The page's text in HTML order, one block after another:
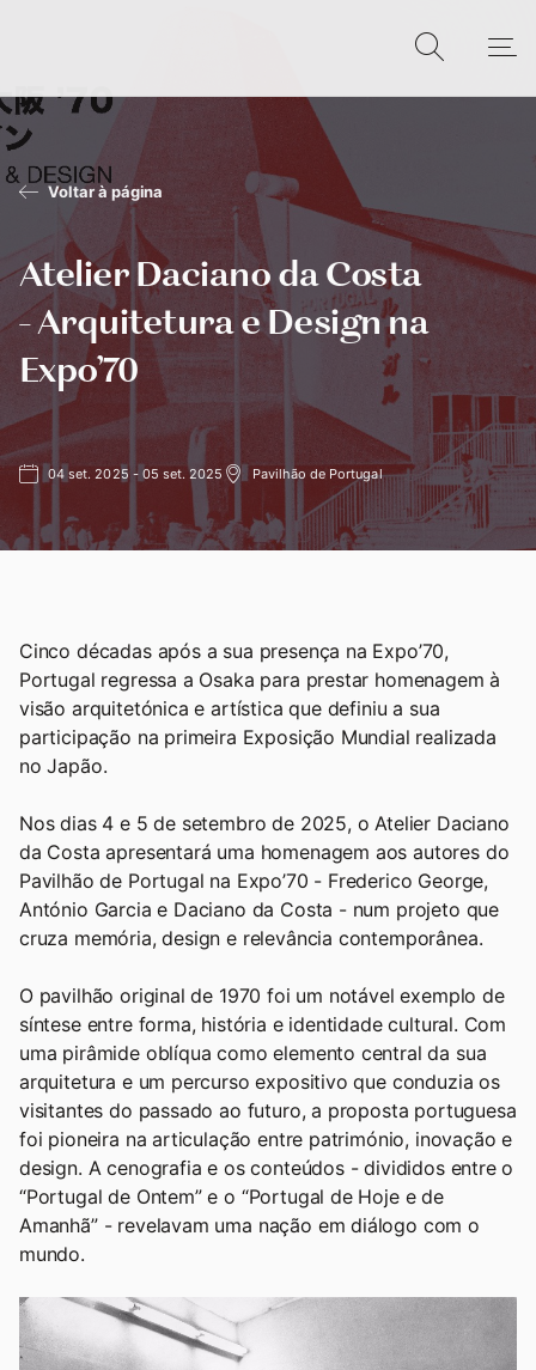
Voltar à página
Atelier Daciano da Costa
- Arquitetura e Design na
Expo’70
04 set. 2025 - 05 set. 2025 Pavilhão de Portugal
Cinco décadas após a sua presença na Expo’70,
Portugal regressa a Osaka para prestar homenagem à
visão arquitetónica e artística que definiu a sua
participação na primeira Exposição Mundial realizada
no Japão.
Nos dias 4 e 5 de setembro de 2025, o Atelier Daciano
da Costa apresentará uma homenagem aos autores do
Pavilhão de Portugal na Expo’70 - Frederico George,
António Garcia e Daciano da Costa - num projeto que
cruza memória, design e relevância contemporânea.
O pavilhão original de 1970 foi um notável exemplo de
síntese entre forma, história e identidade cultural. Com
uma pirâmide oblíqua como elemento central da sua
arquitetura e um percurso expositivo que conduzia os
visitantes do passado ao futuro, a proposta portuguesa
foi pioneira na articulação entre património, inovação e
design. A cenografia e os conteúdos - divididos entre o
“Portugal de Ontem” e o “Portugal de Hoje e de
Amanhã” - revelavam uma nação em diálogo com o
mundo.